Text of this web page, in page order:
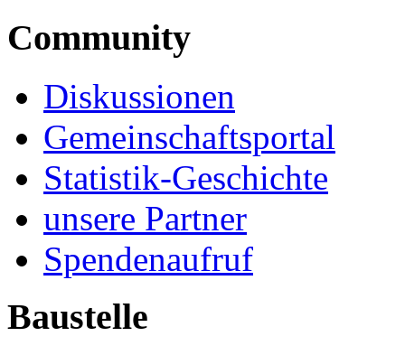
Community
Diskussionen
Gemeinschaftsportal
Statistik-Geschichte
unsere Partner
Spendenaufruf
Baustelle